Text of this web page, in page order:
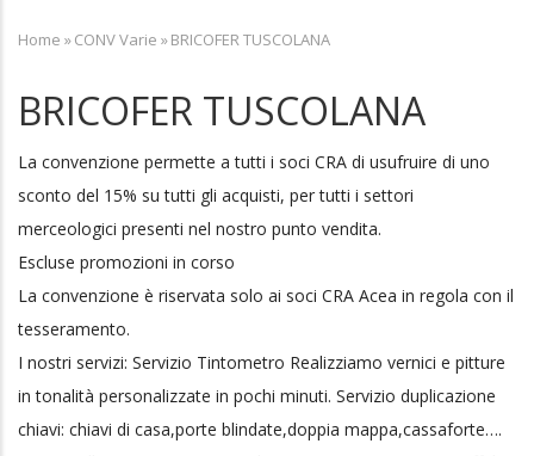
Breadcrumb
BRICOFER TUSCOLANA
sconto del 15% su tutti gli acquisti, per tutti i settori
merceologici presenti nel nostro punto vendita.
Escluse promozioni in corso
La convenzione è riservata solo ai soci CRA Acea in regola con il
tesseramento.
I nostri servizi: Servizio Tintometro Realizziamo vernici e pitture
in tonalità personalizzate in pochi minuti. Servizio duplicazione
chiavi: chiavi di casa,porte blindate,doppia mappa,cassaforte….
Reparto illuminazione interni ed esterni … Contenitori e scaffali